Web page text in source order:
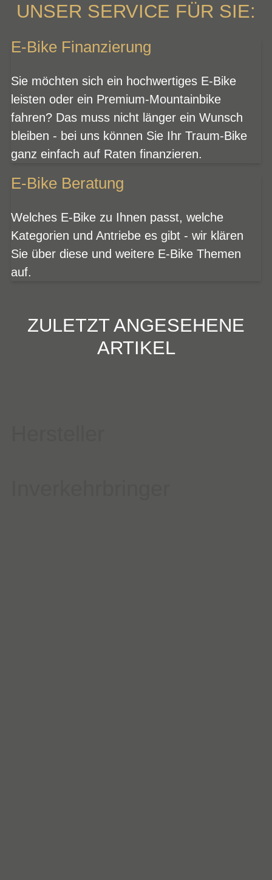
UNSER SERVICE FÜR SIE:
E-Bike Finanzierung
Sie möchten sich ein hochwertiges E-Bike
leisten oder ein Premium-Mountainbike
fahren? Das muss nicht länger ein Wunsch
bleiben - bei uns können Sie Ihr Traum-Bike
ganz einfach auf Raten finanzieren.
E-Bike Beratung
Welches E-Bike zu Ihnen passt, welche
Kategorien und Antriebe es gibt - wir klären
Sie über diese und weitere E-Bike Themen
auf.
ZULETZT ANGESEHENE
ARTIKEL